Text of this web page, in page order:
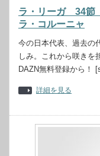
ラ・リーガ 34節
ラ・コルーニャ
今の日本代表、過去の
しみ。これから咲きを
DAZN無料登録から！
詳細を見る